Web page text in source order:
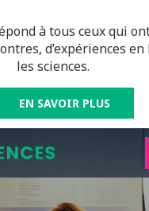
à tous ceux qui
d’expériences en
les sciences.
EN SAVOIR PLUS